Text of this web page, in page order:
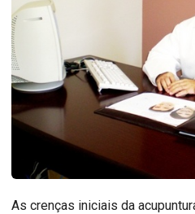
As crenças iniciais da